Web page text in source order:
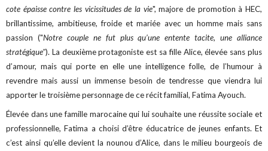
cote épaisse contre les vicissitudes de la vie", majore de promotion à HEC,
brillantissime, ambitieuse, froide et mariée avec un homme mais sans
passion ("Notre couple ne fut plus qu’une entente tacite, une alliance
stratégique"). La deuxième protagoniste est sa fille Alice, élevée sans plus
d’amour, mais qui porte en elle une intelligence folle, de l’humour à
revendre mais aussi un immense besoin de tendresse que viendra lui
apporter le troisième personnage de ce récit familial, Fatima Ayouch.
Élevée dans une famille marocaine qui lui souhaite une réussite sociale et
professionnelle, Fatima a choisi d’être éducatrice de jeunes enfants. Et
c’est ainsi qu’elle devient la nounou d’Alice, dans le milieu bourgeois de